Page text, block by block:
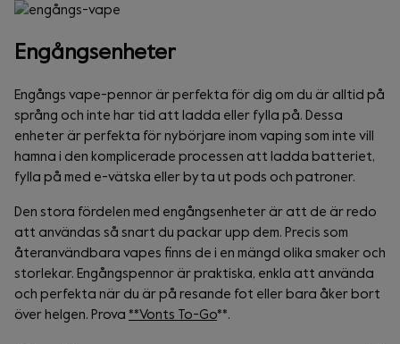
Engångsenheter
Engångs vape-pennor är perfekta för dig om du är alltid på
språng och inte har tid att ladda eller fylla på. Dessa
enheter är perfekta för nybörjare inom vaping som inte vill
hamna i den komplicerade processen att ladda batteriet,
fylla på med e-vätska eller byta ut pods och patroner.
Den stora fördelen med engångsenheter är att de är redo
att användas så snart du packar upp dem. Precis som
återanvändbara vapes finns de i en mängd olika smaker och
storlekar. Engångspennor är praktiska, enkla att använda
och perfekta när du är på resande fot eller bara åker bort
över helgen. Prova **Vonts To-Go**.